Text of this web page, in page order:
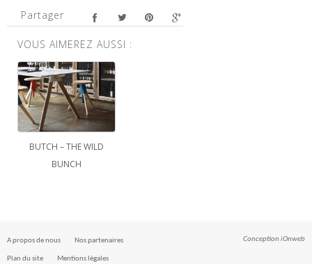
Partager
VOUS AIMEREZ AUSSI :
BUTCH – THE WILD
BUNCH
A propos de nous Nos partenaires
Plan du site Mentions légales
Conception iOnweb